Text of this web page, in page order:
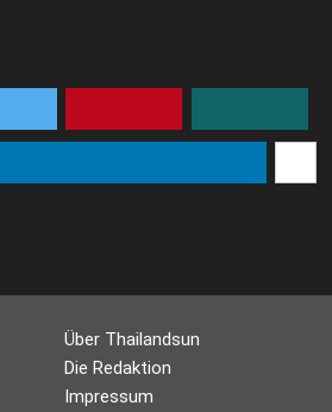
Über Thailandsun
Die Redaktion
Impressum